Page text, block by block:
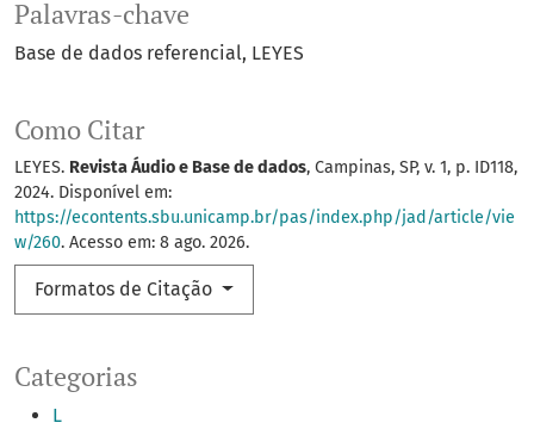
Palavras-chave
Base de dados referencial LEYES
Categorias
L
Como Citar
LEYES. Revista Áudio e Base de dados, Campinas, SP, v. 1, p. ID118,
2024. Disponível em:
https://econtents.sbu.unicamp.br/pas/index.php/jad/article/vie
w/260. Acesso em: 8 ago. 2026.
Formatos de Citação